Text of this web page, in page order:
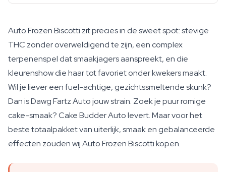
Auto Frozen Biscotti zit precies in de sweet spot: stevige
THC zonder overweldigend te zijn, een complex
terpenenspel dat smaakjagers aanspreekt, en die
kleurenshow die haar tot favoriet onder kwekers maakt.
Wil je liever een fuel-achtige, gezichtssmeltende skunk?
Dan is Dawg Fartz Auto jouw strain. Zoek je puur romige
cake-smaak? Cake Budder Auto levert. Maar voor het
beste totaalpakket van uiterlijk, smaak en gebalanceerde
effecten zouden wij Auto Frozen Biscotti kopen.